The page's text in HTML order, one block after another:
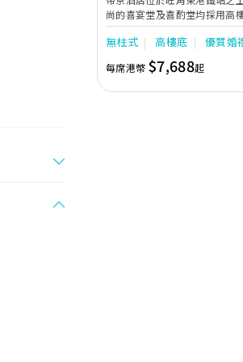
尚的喜宴堂及喜酌堂均採用高
境寬敞，且備有LED幕牆、燈
最多可筵開40席，更配有水晶
禮。另外，空中花園深心薈是
覽獅子山景致，適合舉行戶外
專業的宴會團隊提供貼心服務
無柱式 高樓底 優質婚
每席港幣 $7,688起